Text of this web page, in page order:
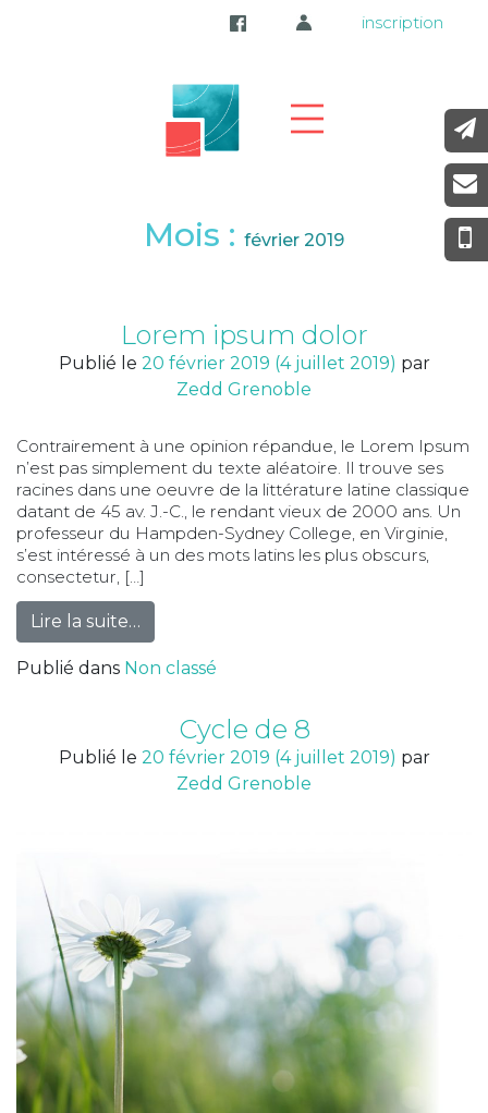
inscription
Mois : février 2019
Lorem ipsum dolor
Publié le 20 février 2019 (4 juillet 2019) par
Zedd Grenoble
Contrairement à une opinion répandue, le Lorem Ipsum
n’est pas simplement du texte aléatoire. Il trouve ses
racines dans une oeuvre de la littérature latine classique
datant de 45 av. J.-C., le rendant vieux de 2000 ans. Un
professeur du Hampden-Sydney College, en Virginie,
s’est intéressé à un des mots latins les plus obscurs,
consectetur, […]
Lire la suite…
Publié dans Non classé
Cycle de 8
Publié le 20 février 2019 (4 juillet 2019) par
Zedd Grenoble